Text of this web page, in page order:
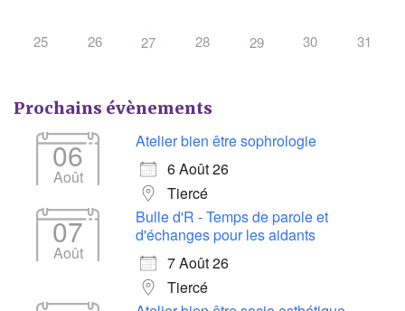
25 26 27 28 29 30 31
Prochains évènements
06
Août
Atelier bien être sophrologie
6 Août 26
Tiercé
07
Août
Bulle d'R - Temps de parole et
d'échanges pour les aidants
7 Août 26
Tiercé